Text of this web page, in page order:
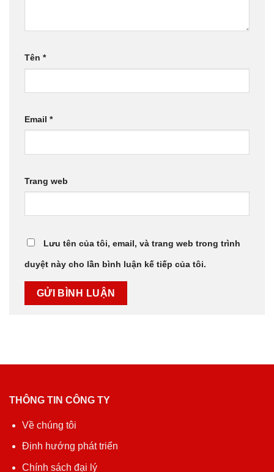
Tên *
Email *
Trang web
Lưu tên của tôi, email, và trang web trong trình
duyệt này cho lần bình luận kế tiếp của tôi.
THÔNG TIN CÔNG TY
Về chúng tôi
Định hướng phát triển
Chính sách đại lý